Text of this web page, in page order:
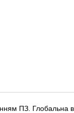
ПЗ. Глобальна